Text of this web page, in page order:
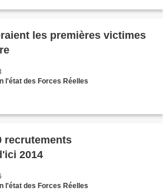
les premières victimes
l'état des Forces Réelles
recrutements
2014
l'état des Forces Réelles